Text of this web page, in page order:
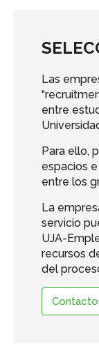
Las
entre
Para ello,
espacios
entre los
La
servicio
UJA-
recursos
del